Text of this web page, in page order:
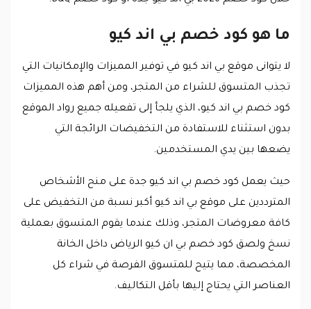
ما هو كود خصم بي اند كيو
لا يتوانى موقع بي اند كيو في توفير المميزات والإمكانيات التي
تجذب المتسوق للشراء من المتجر، ومن أهم هذه المميزات
كود خصم بي اند كيو، الذي يلجأ إلى تفعيله جميع رواد الموقع
بدون استثناء للاستفادة من التخفيضات الرائجة التي
يضعها بين يدي المستخدمين.
حيث يعمل كود خصم بي اند كيو جدة على منح الأشخاص
المترددين على موقع بي اند كيو أكبر نسبة من التخفيض على
كافة معروضات المتجر، وذلك عندما يقوم المتسوق بعملية
نسخ ولصق كود خصم بي ان كيو الرياض داخل الخانة
المخصصة، مما يتيح للمتسوق الفرصة في شراء كل
العناصر التي يحتاج إليها بأقل التكاليف.